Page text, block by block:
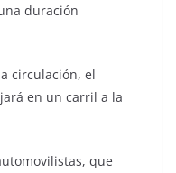
duración
circulación, el
en un carril a la
que